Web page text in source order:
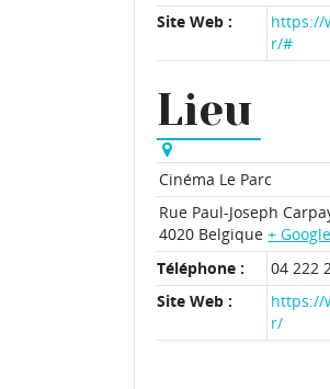
Site Web :
https://
r/#
Lieu
Cinéma Le Parc
Rue Paul-Joseph
4020 Belgique +
Téléphone :
04 222
Site Web :
https://
r/